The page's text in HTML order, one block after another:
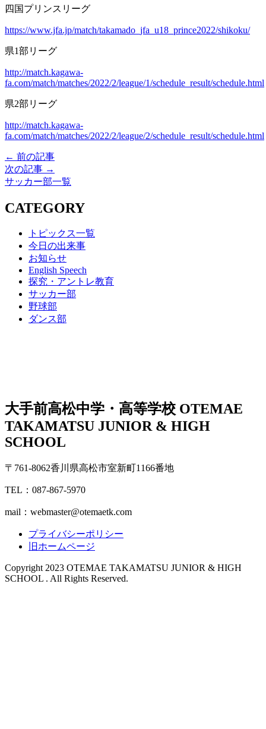
四国プリンスリーグ
https://www.jfa.jp/match/takamado_jfa_u18_prince2022/shikoku/
県1部リーグ
http://match.kagawa-
fa.com/match/matches/2022/2/league/1/schedule_result/schedule.html
県2部リーグ
http://match.kagawa-
fa.com/match/matches/2022/2/league/2/schedule_result/schedule.html
← 前の記事
次の記事 →
サッカー部一覧
CATEGORY
トピックス一覧
今日の出来事
お知らせ
English Speech
探究・アントレ教育
サッカー部
野球部
ダンス部
大手前高松中学・高等学校 OTEMAE
TAKAMATSU JUNIOR & HIGH
SCHOOL
〒761-8062香川県高松市室新町1166番地
TEL：087-867-5970
mail：webmaster@otemaetk.com
プライバシーポリシー
旧ホームページ
Copyright 2023 OTEMAE TAKAMATSU JUNIOR & HIGH
SCHOOL . All Rights Reserved.